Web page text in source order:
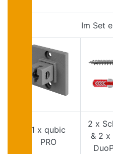
Im Set
1 x qubic
PRO
2 x
& 2 x